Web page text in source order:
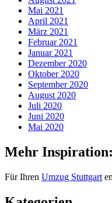
Mai 2021
April 2021
März 2021
Februar 2021
Januar 2021
Dezember 2020
Oktober 2020
September 2020
August 2020
Juli 2020
Juni 2020
Mai 2020
Mehr Inspiration:
Für Ihren Umzug Stuttgart